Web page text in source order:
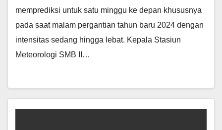
memprediksi untuk satu minggu ke depan khususnya
pada saat malam pergantian tahun baru 2024 dengan
intensitas sedang hingga lebat. Kepala Stasiun
Meteorologi SMB II…